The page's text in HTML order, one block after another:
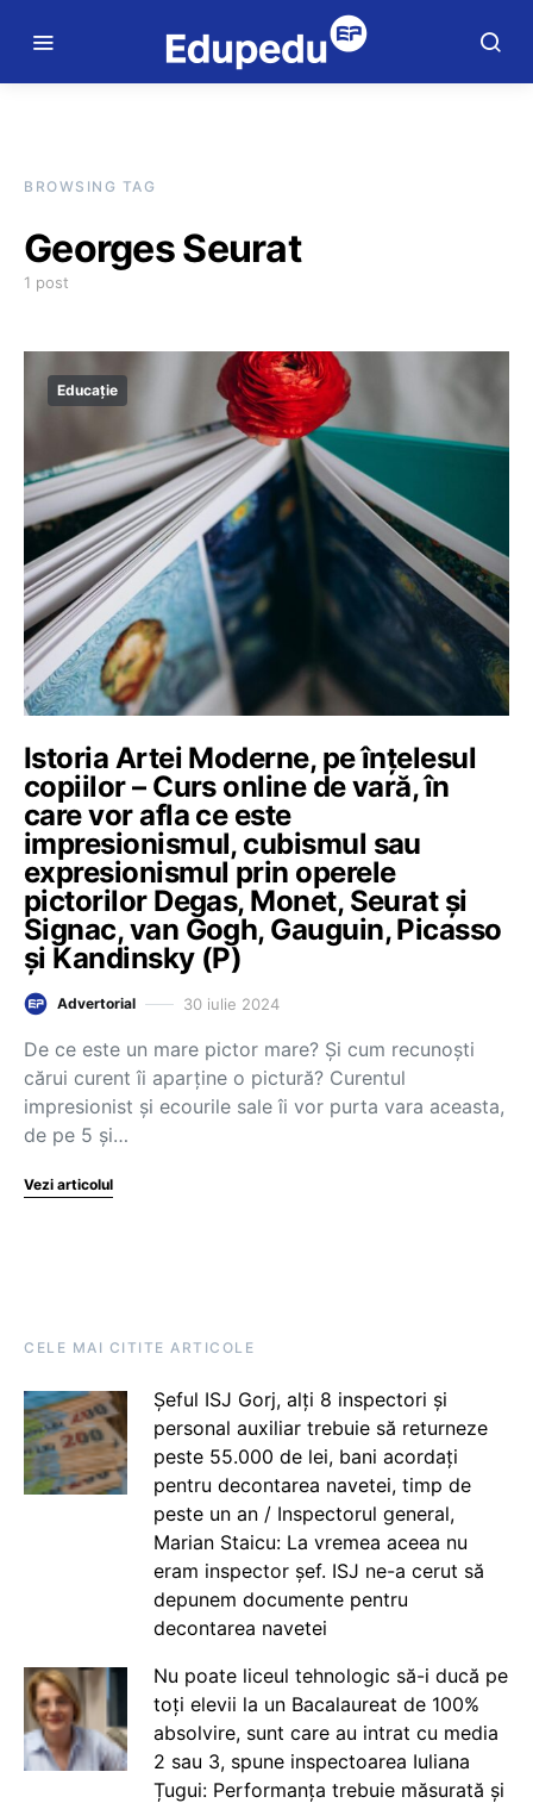
BROWSING TAG
Georges Seurat
1 post
Educație
Istoria Artei Moderne, pe înțelesul
copiilor – Curs online de vară, în
care vor afla ce este
impresionismul, cubismul sau
expresionismul prin operele
pictorilor Degas, Monet, Seurat și
Signac, van Gogh, Gauguin, Picasso
și Kandinsky (P)
Advertorial 30 iulie 2024
De ce este un mare pictor mare? Și cum recunoști
cărui curent îi aparține o pictură? Curentul
impresionist și ecourile sale îi vor purta vara aceasta,
de pe 5 și…
Vezi articolul
CELE MAI CITITE ARTICOLE
Șeful ISJ Gorj, alți 8 inspectori și
personal auxiliar trebuie să returneze
peste 55.000 de lei, bani acordați
pentru decontarea navetei, timp de
peste un an / Inspectorul general,
Marian Staicu: La vremea aceea nu
eram inspector șef. ISJ ne-a cerut să
depunem documente pentru
decontarea navetei
Nu poate liceul tehnologic să-i ducă pe
toți elevii la un Bacalaureat de 100%
absolvire, sunt care au intrat cu media
2 sau 3, spune inspectoarea Iuliana
Țugui: Performanța trebuie măsurată și